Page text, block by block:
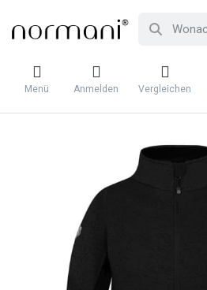
Menü Anmelden Vergleichen